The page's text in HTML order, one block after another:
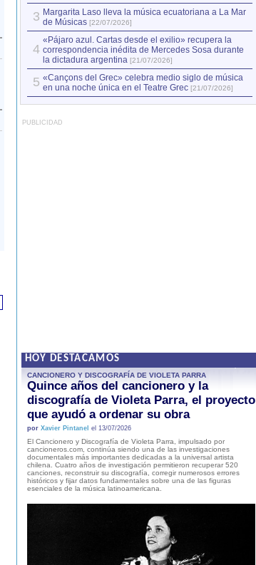
3 Margarita Laso lleva la música ecuatoriana a La Mar
de Músicas [22/07/2026]
4
«Pájaro azul. Cartas desde el exilio» recupera la
correspondencia inédita de Mercedes Sosa durante
la dictadura argentina [21/07/2026]
5 «Cançons del Grec» celebra medio siglo de música
en una noche única en el Teatre Grec [21/07/2026]
PUBLICIDAD
HOY DESTACAMOS
CANCIONERO Y DISCOGRAFÍA DE VIOLETA PARRA
Quince años del cancionero y la
discografía de Violeta Parra, el proyecto
que ayudó a ordenar su obra
por Xavier Pintanel el 13/07/2026
El Cancionero y Discografía de Violeta Parra, impulsado por
cancioneros.com, continúa siendo una de las investigaciones
documentales más importantes dedicadas a la universal artista
chilena. Cuatro años de investigación permitieron recuperar 520
canciones, reconstruir su discografía, corregir numerosos errores
históricos y fijar datos fundamentales sobre una de las figuras
esenciales de la música latinoamericana.